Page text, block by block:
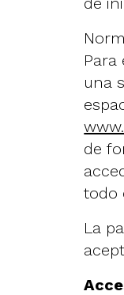
Para
una
de
todo
La